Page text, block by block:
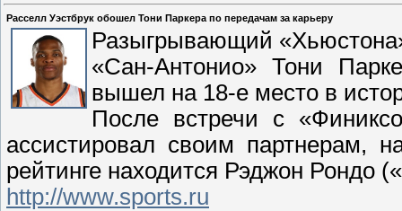
Расселл Уэстбрук обошел Тони Паркера по передачам за карьеру
Разыгрывающий
«Сан-Антонио» Тони
вышел на 18-е место в
После встречи с
ассистировал своим партнерам,
рейтинге находится Рэджон Рондо
http://www.sports.ru